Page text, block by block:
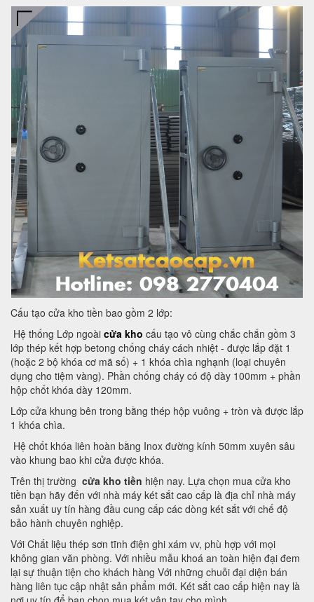
Cấu tạo cửa kho tiền bao gồm 2 lớp:
Hệ thống Lớp ngoài cửa kho cấu tạo vô cùng chắc chắn gồm 3
lớp thép kết hợp betong chống cháy cách nhiệt - được lắp đặt 1
(hoặc 2 bộ khóa cơ mã số) + 1 khóa chìa nghạnh (loại chuyên
dụng cho tiệm vàng). Phần chống cháy có độ dày 100mm + phần
hộp chốt khóa dày 120mm.
Lớp cửa khung bên trong bằng thép hộp vuông + tròn và được lắp
1 khóa chìa.
Hệ chốt khóa liên hoàn bằng Inox đường kính 50mm xuyên sâu
vào khung bao khi cửa được khóa.
Trên thị trường cửa kho tiền hiện nay. Lựa chọn mua cửa kho
tiền bạn hãy đến với nhà máy két sắt cao cấp là địa chỉ nhà máy
sản xuất uy tín hàng đầu cung cấp các dòng két sắt với chế độ
bảo hành chuyên nghiệp.
Với Chất liệu thép sơn tĩnh điện ghi xám vv, phù hợp với mọi
không gian văn phòng. Với nhiều mẫu khoá an toàn hiện đại đem
lại sự thuận tiện cho khách hàng Với những chuỗi đại diện bán
hàng liên tục cập nhật sản phẩm mới. Két sắt cao cấp hiện nay là